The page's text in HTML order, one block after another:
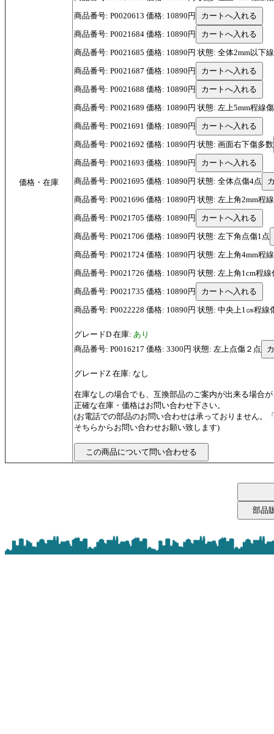
価格・在庫
商品番号: P0020613 価格: 10890円
商品番号: P0021684 価格: 10890円
商品番号: P0021685 価格: 10890円 状態: 全体2mm以下
商品番号: P0021687 価格: 10890円
商品番号: P0021688 価格: 10890円
商品番号: P0021689 価格: 10890円 状態: 左上5mm程線
商品番号: P0021691 価格: 10890円
商品番号: P0021692 価格: 10890円 状態: 画面右下傷多数
商品番号: P0021693 価格: 10890円
商品番号: P0021695 価格: 10890円 状態: 全体点傷4点
商品番号: P0021696 価格: 10890円 状態: 左上角2mm程
商品番号: P0021705 価格: 10890円
商品番号: P0021706 価格: 10890円 状態: 左下角点傷1点
商品番号: P0021724 価格: 10890円 状態: 左上角4mm程
商品番号: P0021726 価格: 10890円 状態: 左上角1cm程
商品番号: P0021735 価格: 10890円
商品番号: P0022228 価格: 10890円 状態: 中央上1㎝程
グレードD 在庫: あり
商品番号: P0016217 価格: 3300円 状態: 左上点傷２点
グレードZ 在庫: なし
在庫なしの場合でも、互換部品のご案内が出来る場合
正確な在庫・価格はお問い合わせ下さい。
(お電話での部品のお問い合わせは承っておりません。
そちらからお問い合わせお願い致します)